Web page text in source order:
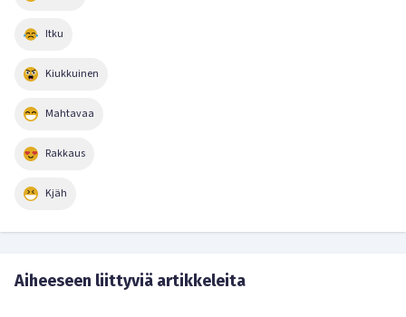
Itku
Kiukkuinen
Mahtavaa
Rakkaus
Kjäh
Aiheeseen liittyviä artikkeleita